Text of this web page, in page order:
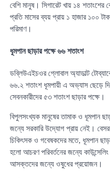
বেশি মানুষ। সিগারেট খায় ১৪
প্রতি মাসের ব্যয় প্রায় ১ হাজার ১০০
পরিমাণ।
ধূমপান ছাড়ার পক্ষে ৬৬ শতাংশ
ডব্লিউএইচওর গ্লোবাল অ্যাডাল্ট
৬৬.২ শতাংশ ধূমপায়ী এ অভ্যাস ছেড়ে
সেবনকারীদের ৫৩ শতাংশ ছাড়ার পক্ষে।
বিপুলসংখ্যক মানুষের তামাক ও ধূমপান
জন্যে সরকারি উদ্যোগ প্রায় নেই।
চিকিৎসক ও গবেষকদের মতে, ধূমপান
হলো আচরণ পরিবর্তনের জন্যে
আসক্তদের জন্যে ওষুধের প্রয়োজন।